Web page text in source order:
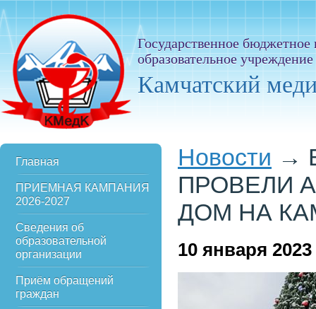
Государственное
образовательное
Камчатский
Главная
ПРИЕМНАЯ КАМПАНИЯ
2026-2027
Сведения об
образовательной
организации
Приём обращений
граждан
Новости →
ПРОВЕЛИ
ДОМ НА
10 января 2023